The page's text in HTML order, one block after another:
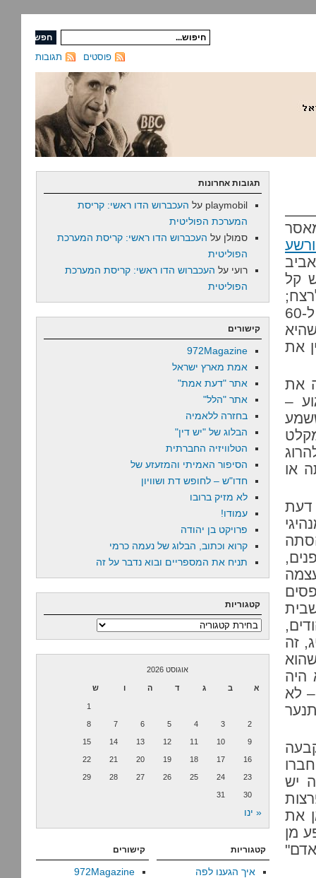
תגובות פוסטים
עונש קל
הפרקליטות ביקשה עונש שנע בין 30 חודשי מאסר ל-60
את
את
–
או
דעת
זה
היה
לא
יש
את
מן
תגובות אחרונות
playmobil על העכברוש הדו ראשי: קריסת
המערכת הפוליטית
סמולן על העכברוש הדו ראשי: קריסת המערכת
הפוליטית
רועי על העכברוש הדו ראשי: קריסת המערכת
הפוליטית
קישורים
972Magazine
אמת מארץ ישראל
אתר "דעת אמת"
אתר "הלל"
בחזרה ללאמיה
הבלוג של "יש דין"
הטלוויזיה החברתית
הסיפור האמיתי והמזעזע של
חדו"ש – לחופש דת ושוויון
לא מזיק ברובו
עמודו!
פרויקט בן יהודה
קרוא וכתוב, הבלוג של נעמה כרמי
תניח את המספריים ובוא נדבר על זה
קטגוריות
קטגוריות
אוגוסט 2026
א ב ג ד ה ו ש
1
2
3
4
5
6
7
8
9
10
11
12
13
14
15
16
17
18
19
20
21
22
23
24
25
26
27
28
29
30
31
« ינו
קטגוריות
איך הגענו לפה
קישורים
972Magazine